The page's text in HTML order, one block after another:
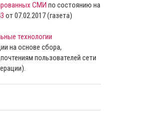
СМИ по состоянию на
от 07.02.2017 (газета)
технологии
на основе сбора,
пользователей сети